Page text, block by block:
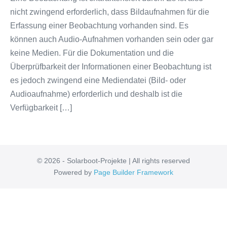
nicht zwingend erforderlich, dass Bildaufnahmen für die
Erfassung einer Beobachtung vorhanden sind. Es
können auch Audio-Aufnahmen vorhanden sein oder gar
keine Medien. Für die Dokumentation und die
Überprüfbarkeit der Informationen einer Beobachtung ist
es jedoch zwingend eine Mediendatei (Bild- oder
Audioaufnahme) erforderlich und deshalb ist die
Verfügbarkeit […]
© 2026 - Solarboot-Projekte | All rights reserved
Powered by Page Builder Framework